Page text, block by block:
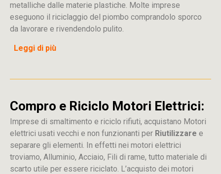
metalliche dalle materie plastiche. Molte imprese
eseguono il riciclaggio del piombo comprandolo sporco
da lavorare e rivendendolo pulito.
Leggi di più
Compro e Riciclo Motori Elettrici:
Imprese di smaltimento e riciclo rifiuti, acquistano Motori
elettrici usati vecchi e non funzionanti per Riutilizzare e
separare gli elementi. In effetti nei motori elettrici
troviamo, Alluminio, Acciaio, Fili di rame, tutto materiale di
scarto utile per essere riciclato. L’acquisto dei motori